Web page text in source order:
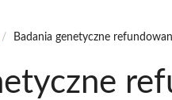
/ Badania genetyczne